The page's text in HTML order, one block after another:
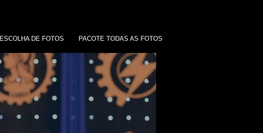
ESCOLHA DE FOTOS PACOTE TODAS AS FOTOS